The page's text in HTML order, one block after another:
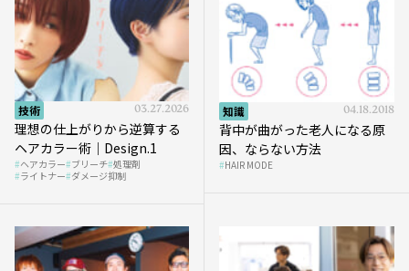
技術 03.27.2026
理想の仕上がりから逆算する
ヘアカラー術｜Design.1
ヘアカラー ブリーチ 処理剤
ライトナー ダメージ抑制
知識 04.18.2018
背中が曲がった老人になる原
因、ならない方法
HAIR MODE